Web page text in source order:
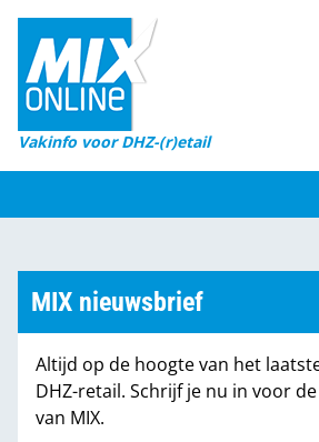
Vakinfo voor DHZ-(r)etail
Home
Magazines
DHZ Sessie
Marktcijfers
Partners
MIX nieuwsbrief
Altijd op de hoogte van het
DHZ-retail. Schrijf je nu in voor
van MIX.